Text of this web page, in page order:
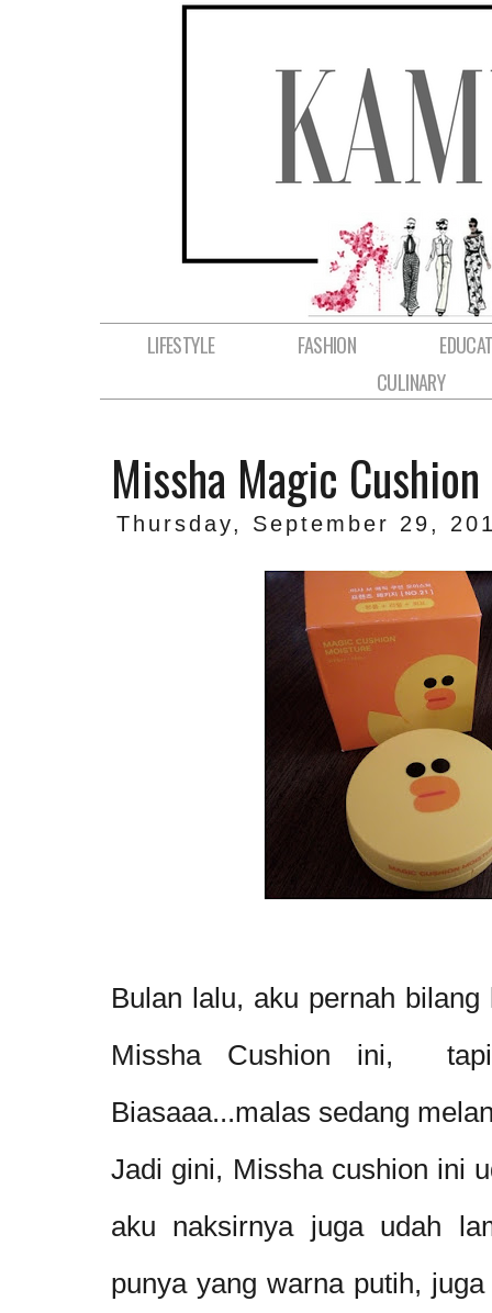
LIFESTYLE FASHION
CULINARY
Missha Magic Cushion
Thursday, September 29,
Bulan lalu, aku pernah
Missha Cushion ini,
Biasaaa...malas sedang
Jadi gini, Missha cushion ini
aku naksirnya juga udah
punya yang warna putih,